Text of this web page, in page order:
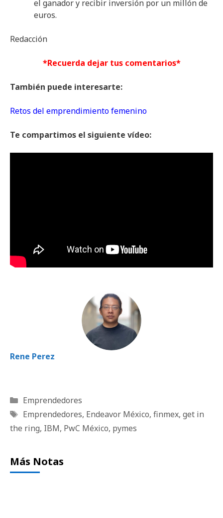
el ganador y recibir inversión por un millón de
euros.
Redacción
*Recuerda dejar tus comentarios*
También puede interesarte:
Retos del emprendimiento femenino
Te compartimos el siguiente vídeo:
Rene Perez
Categorías
Emprendedores
Etiquetas
Emprendedores, Endeavor México, finmex, get in
the ring, IBM, PwC México, pymes
Más Notas